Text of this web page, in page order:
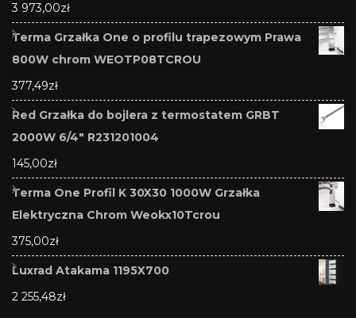
3 973,00zł
Terma Grzałka One o profilu trapezowym Prawa
800W chrom WEOTP08TCROU
377,49zł
Red Grzałka do bojlera z termostatem GRBT
2000W 6/4" R231201004
145,00zł
Terma One Profil K 30X30 1000W Grzałka
Elektryczna Chrom Weokx10Tcrou
375,00zł
Luxrad Atakama 1195X700
2 255,48zł